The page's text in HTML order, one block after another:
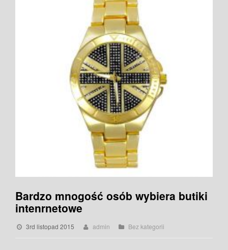
Bardzo mnogość osób wybiera butiki
intenrnetowe
3rd listopad 2015 admin Bez kategorii